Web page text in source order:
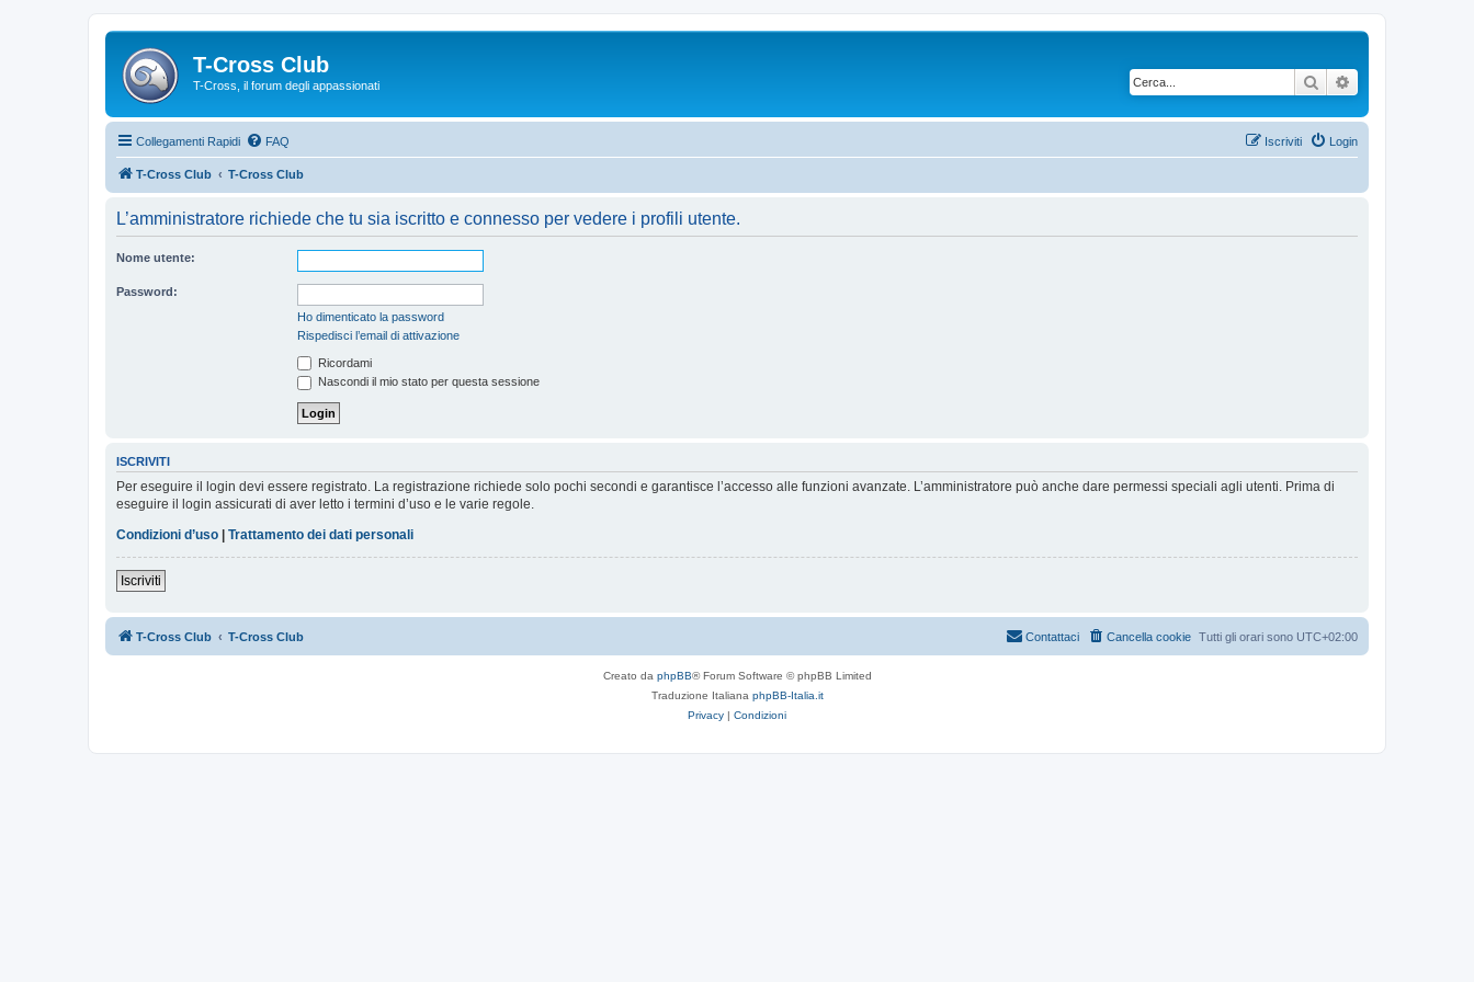
T-Cross Club
T-Cross, il forum degli appassionati Cerca
Collegamenti Rapidi FAQ Login
Iscriviti
T-Cross Club T-Cross Club
L’amministratore richiede che tu sia iscritto e connesso per vedere i profili utente.
Nome utente:
Password:
Ho dimenticato la password
Rispedisci l’email di attivazione
Ricordami
Nascondi il mio stato per questa sessione
ISCRIVITI
Per eseguire il login devi essere registrato. La registrazione richiede solo pochi secondi e garantisce l’accesso alle funzioni avanzate. L’amministratore può anche dare permessi speciali agli utenti. Prima di
eseguire il login assicurati di aver letto i termini d’uso e le varie regole.
Condizioni d’uso
Trattamento dei dati personali
Iscriviti
T-Cross Club T-Cross Club Tutti gli orari sono UTC+02:00
Cancella cookie
Contattaci
Creato da phpBB® Forum Software © phpBB Limited
Traduzione Italiana phpBB-Italia.it
Privacy | Condizioni